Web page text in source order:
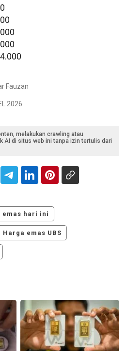
Fauzan
2026
melakukan crawling atau
AI di situs web ini tanpa izin tertulis dari
emas hari ini
Harga emas UBS